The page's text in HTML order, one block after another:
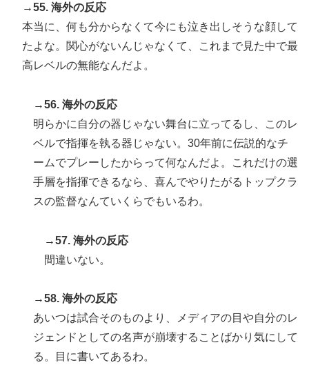
→55. 海外の反応
本当に、何も分からなくて今にも泣き出しそうな顔して
たよな。関心がないんじゃなくて、これまで見た中で最
高レベルの無能なんだよ。
→56. 海外の反応
明らかに自分の器じゃない舞台に立ってるし、このレ
ベルで指揮を執る器じゃない。30年前に伝説的なチ
ームでプレーしたからって何なんだよ。これだけの選
手層を指揮できるなら、喜んでやりたがるトップクラ
スの監督なんていくらでもいるわ。
→57. 海外の反応
間違いない。
→58. 海外の反応
あいつは試合そのものより、メディアの目や自分のレ
ジェンドとしての名声が崩壊することばかり気にして
る。目に書いてあるわ。